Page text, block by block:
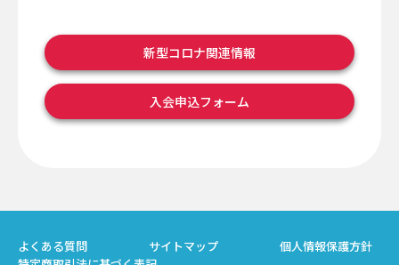
新型コロナ関連情報
入会申込フォーム
よくある質問 サイトマップ
個人情報保護方針